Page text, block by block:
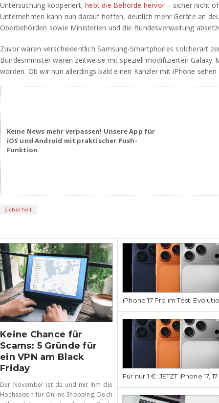
Untersuchung kooperiert,hebt die Behörde hervor – sicher nicht
Unternehmen kann nun darauf hoffen, deutlich mehr Geräte an
Oberbehörden sowie Ministerien und die Bundesverwaltung
Zuvor waren verschiedentlich Samsung-Smartphones solcherart
Bundesminister waren zeitweise mit speziell modifizierten
worden. Ob wir nun allerdings bald einen Kanzler mit iPhone
Keine News mehr verpassen! Unsere App für
iOS und Android mit praktischer Push-
Funktion.
Sicherheit
Keine Chance für
Scams: 5 Gründe für
ein VPN am Black
Friday
Der November ist da und mit ihm die
Hochsaison für Online-Shopping. Doch
iPhone 17 Pro im Test:
Für nur 1 €: JETZT iPhone 17,